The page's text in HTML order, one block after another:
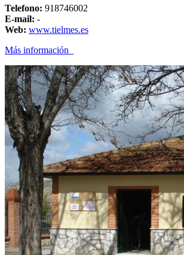
Telefono: 918746002
E-mail: -
Web: www.tielmes.es
Más información